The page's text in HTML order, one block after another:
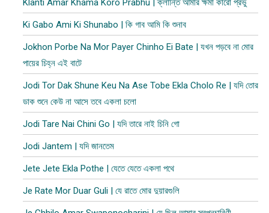
Klanti Amar Khama Koro Prabhu | ক্লান্তি আমার ক্ষমা কারো প্রভু
Ki Gabo Ami Ki Shunabo | কি গাব আমি কি শুনাব​
Jokhon Porbe Na Mor Payer Chinho Ei Bate | যখন পড়বে না মোর
পায়ের চিহ্ন এই বাটে
Jodi Tor Dak Shune Keu Na Ase Tobe Ekla Cholo Re | যদি তোর
ডাক শুনে কেউ না আসে তবে একলা চলো
Jodi Tare Nai Chini Go | যদি তারে নাই চিনি গো
Jodi Jantem | যদি জানতেম
Jete Jete Ekla Pothe | যেতে যেতে একলা পথে
Je Rate Mor Duar Guli | যে রাতে মোর দুয়ারগুলি